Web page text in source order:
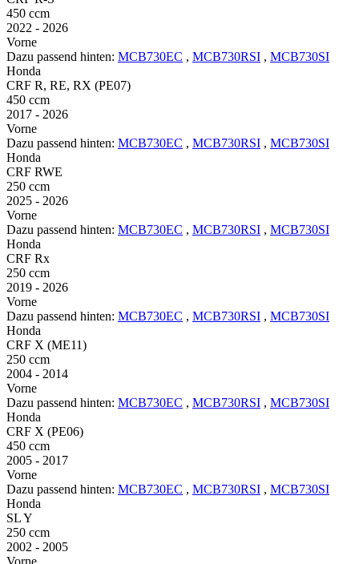
450 ccm
2022 - 2026
Vorne
Dazu passend hinten: MCB730EC , MCB730RSI , MCB730SI
Honda
CRF R, RE, RX (PE07)
450 ccm
2017 - 2026
Vorne
Dazu passend hinten: MCB730EC , MCB730RSI , MCB730SI
Honda
CRF RWE
250 ccm
2025 - 2026
Vorne
Dazu passend hinten: MCB730EC , MCB730RSI , MCB730SI
Honda
CRF Rx
250 ccm
2019 - 2026
Vorne
Dazu passend hinten: MCB730EC , MCB730RSI , MCB730SI
Honda
CRF X (ME11)
250 ccm
2004 - 2014
Vorne
Dazu passend hinten: MCB730EC , MCB730RSI , MCB730SI
Honda
CRF X (PE06)
450 ccm
2005 - 2017
Vorne
Dazu passend hinten: MCB730EC , MCB730RSI , MCB730SI
Honda
SL Y
250 ccm
2002 - 2005
Vorne